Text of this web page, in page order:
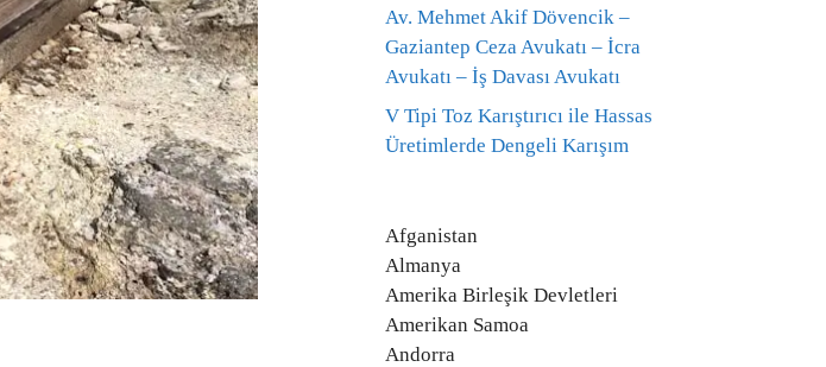
Av. Mehmet Akif Dövencik –
Gaziantep Ceza Avukatı – İcra
Avukatı – İş Davası Avukatı
V Tipi Toz Karıştırıcı ile Hassas
Üretimlerde Dengeli Karışım
Afganistan
Almanya
Amerika Birleşik Devletleri
Amerikan Samoa
Andorra